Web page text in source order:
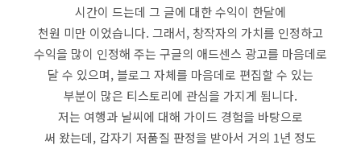
시간이 드는데 그 글에 대한 수익이 한달에
천원 미만 이었습니다. 그래서, 창작자의 가치를 인정하고
수익을 많이 인정해 주는 구글의 애드센스 광고를 마음데로
달 수 있으며, 블로그 자체를 마음데로 편집할 수 있는
부분이 많은 티스토리에 관심을 가지게 됨니다.
저는 여행과 날씨에 대해 가이드 경험을 바탕으로
써 왔는데, 갑자기 저품질 판정을 받아서 거의 1년 정도